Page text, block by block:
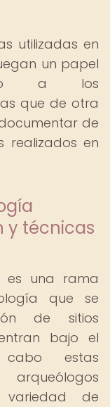
utilizadas en
un papel
a los
que de otra
de
realizados en
y técnicas
es una rama
que se
de sitios
bajo el
estas
variedad de